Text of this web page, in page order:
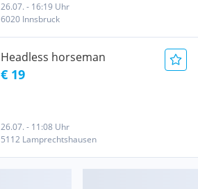
26.07. - 16:19 Uhr
6020 Innsbruck
Headless horseman
€ 19
26.07. - 11:08 Uhr
5112 Lamprechtshausen